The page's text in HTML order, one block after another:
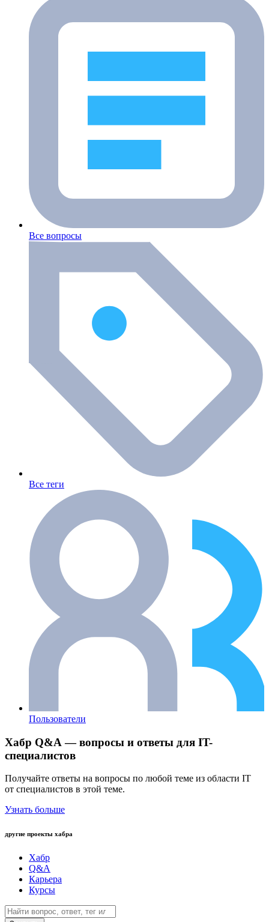
Все вопросы
Все теги
Пользователи
Хабр Q&A — вопросы и ответы для IT-
специалистов
Получайте ответы на вопросы по любой теме из области IT
от специалистов в этой теме.
Узнать больше
другие проекты хабра
Хабр
Q&A
Карьера
Курсы